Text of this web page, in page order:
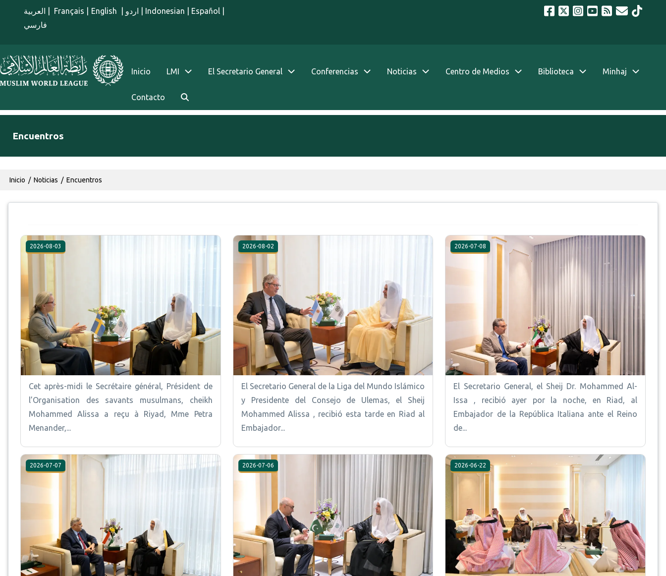
Pasar al contenido principal
العربية Français English اردو Indonesian Español
فارسي
menu spanish
Inicio LMI El Secretario General Conferencias Noticias Centro de Medios Biblioteca Minhaj
Contacto
Encuentros
Ruta de navegación
Inicio Noticias Encuentros
2026-08-03
Cet après-midi le Secrétaire général, Président de
l’Organisation des savants musulmans, cheikh
Mohammed Alissa a reçu à Riyad, Mme Petra
Menander,...
2026-08-02
El Secretario General de la Liga del Mundo Islámico
y Presidente del Consejo de Ulemas, el Sheij
Mohammed Alissa , recibió esta tarde en Riad al
Embajador...
2026-07-08
El Secretario General, el Sheij Dr. Mohammed Al-
Issa , recibió ayer por la noche, en Riad, al
Embajador de la República Italiana ante el Reino
de...
2026-07-07 2026-07-06 2026-06-22